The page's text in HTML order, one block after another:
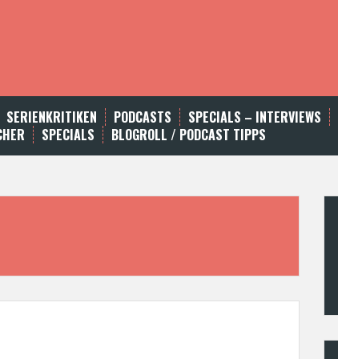
SERIENKRITIKEN PODCASTS SPECIALS – INTERVIEWS
SPECIALS BLOGROLL / PODCAST TIPPS